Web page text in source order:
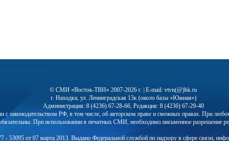
© СМИ «Восток-ТВН» 2007-2026 г. | E-mail: vtvn(@)bk.ru
г. Находка, ул. Ленинградская 13к (около базы «Южная»)
Администрация: 8 (4236) 67-28-66, Редакция: 8 (4236) 67-29-40
с законодательством РФ, в том числе, об авторском праве и смежных правах. При
При использовании в печатных СМИ, необходимо письменное разрешение
53095 от 07 марта 2013. Выдано Федеральной службой по надзору в сфере связи,